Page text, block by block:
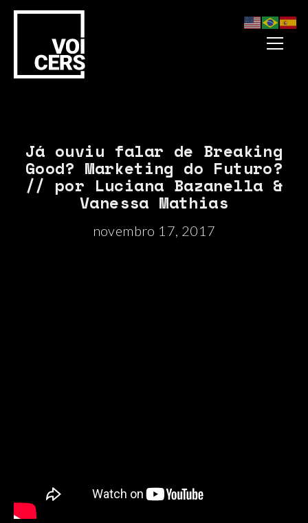
Já ouviu falar de Breaking
Good? Marketing do Futuro?
// por Luciana Bazanella &
Vanessa Mathias
novembro 17, 2017